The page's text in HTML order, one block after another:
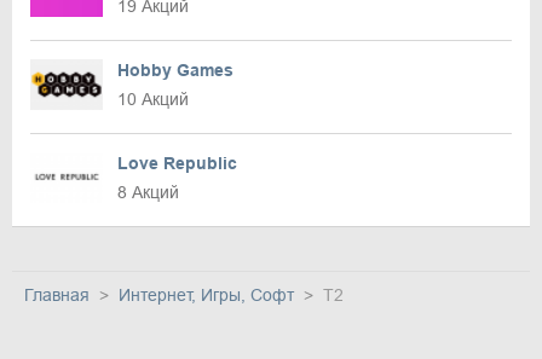
19 Акций
Hobby Games
10 Акций
Love Republic
8 Акций
Главная Интернет, Игры, Софт T2